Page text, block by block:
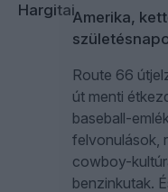
Amerika,
Route 66
út menti
baseball-
felvonulások,
cowboy-
benzinkutak.